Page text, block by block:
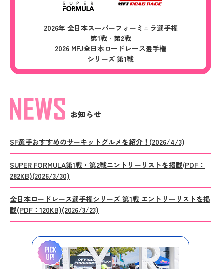
2026年 全日本スーパーフォーミュラ選手権
第1戦・第2戦
2026 MFJ全日本ロードレース選手権
シリーズ 第1戦
お知らせ
SF選手おすすめのサーキットグルメを紹介！(2026/4/3)
SUPER FORMULA第1戦・第2戦エントリーリストを掲載(PDF：
282KB)(2026/3/30)
全日本ロードレース選手権シリーズ 第1戦 エントリーリストを掲
載(PDF：120KB)(2026/3/23)